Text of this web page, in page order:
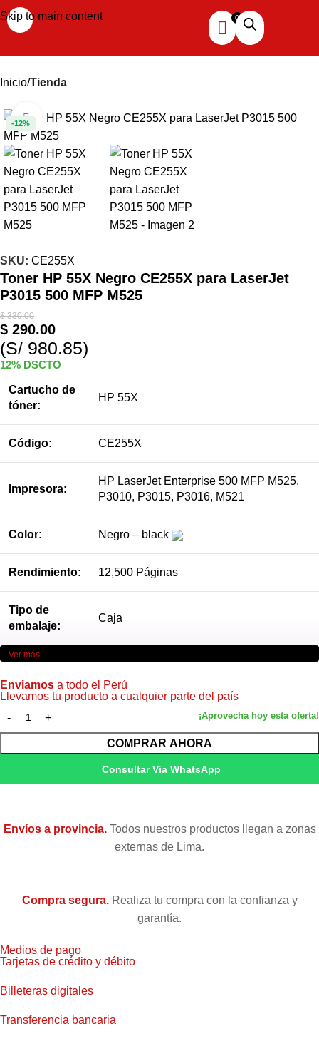
Skip to main content
Inicio Tienda
-12% Haga clic para ampliar
SKU: CE255X
Toner HP 55X Negro CE255X para LaserJet
P3015 500 MFP M525
$330.00
$ 290.00
(S/ 980.85)
12% DSCTO
Cartucho de
tóner:
HP 55X
Código: CE255X
Impresora:
HP LaserJet Enterprise 500 MFP M525,
P3010, P3015, P3016, M521
Color: Negro – black
Rendimiento: 12,500 Páginas
Tipo de
embalaje:
Caja
Ver más
Enviamos a todo el Perú
Llevamos tu producto a cualquier parte del país
COMPRAR AHORA
Consultar Via WhatsApp
Envíos a provincia.Todos nuestros productos llegan a zonas
externas de Lima.
Compra segura.Realiza tu compra con la confianza y
garantía.
Medios de pago
Tarjetas de crédito y débito
Billeteras digitales
Transferencia bancaria